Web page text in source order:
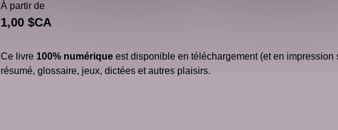
À partir de
1,00 $CA
Ce livre 100% numérique est disponible en téléchargement (et en
résumé, glossaire, jeux, dictées et autres plaisirs.